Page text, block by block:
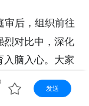
审后，组织前往
烈对比中，深化
脑入心。大家
鉴，时刻保持
畏、言有所戒、
发送